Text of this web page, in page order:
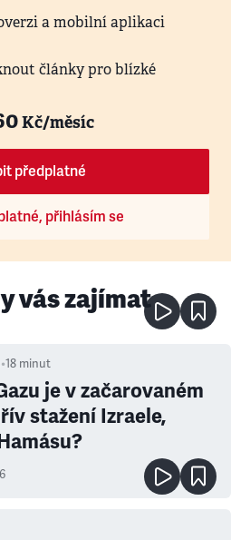
a mobilní aplikaci
články pro blízké
Kč/měsíc
předplatné
přihlásím se
vás zajímat
•18 minut
je v začarovaném
stažení Izraele,